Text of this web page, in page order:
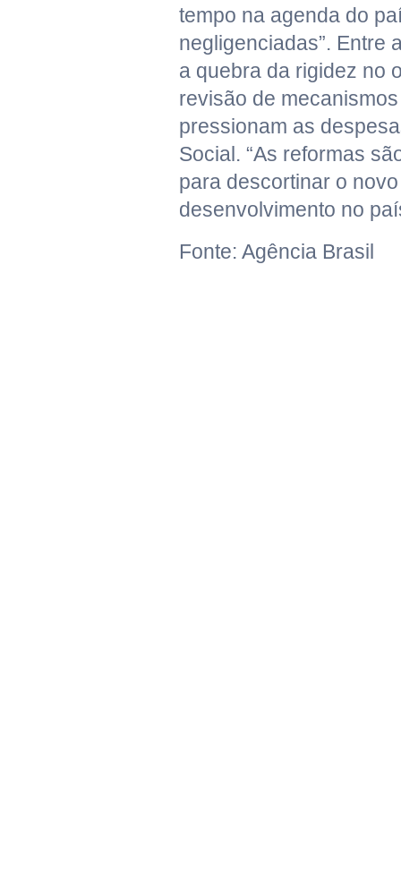
tempo na agenda do
negligenciadas”. Entre
a quebra da rigidez no
revisão de
pressionam as
Social. “As reformas
para descortinar o
desenvolvimento no
Fonte: Agência Brasil